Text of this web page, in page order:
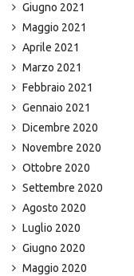
Giugno 2021
Maggio 2021
Aprile 2021
Marzo 2021
Febbraio 2021
Gennaio 2021
Dicembre 2020
Novembre 2020
Ottobre 2020
Settembre 2020
Agosto 2020
Luglio 2020
Giugno 2020
Maggio 2020